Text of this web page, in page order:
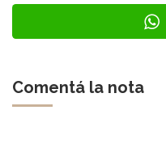
Comentá la nota